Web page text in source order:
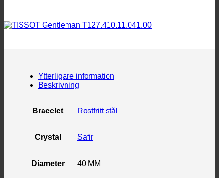
Ytterligare information
Beskrivning
Bracelet Rostfritt stål
Crystal Safir
Diameter 40 MM